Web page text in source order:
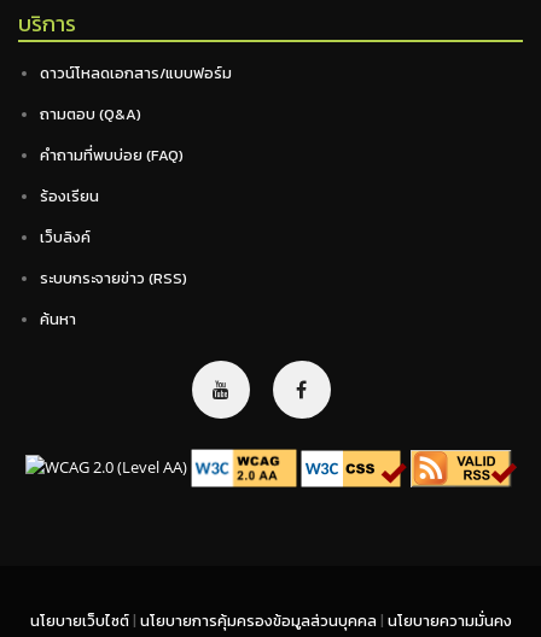
บริการ
ดาวน์โหลดเอกสาร/แบบฟอร์ม
ถามตอบ (Q&A)
คำถามที่พบบ่อย (FAQ)
ร้องเรียน
เว็บลิงค์
ระบบกระจายข่าว (RSS)
ค้นหา
นโยบายเว็บไซต์ | นโยบายการคุ้มครองข้อมูลส่วนบุคคล | นโยบายความมั่นคง